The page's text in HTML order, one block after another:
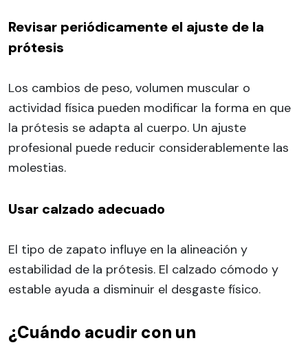
Revisar periódicamente el ajuste de la
prótesis
Los cambios de peso, volumen muscular o
actividad física pueden modificar la forma en que
la prótesis se adapta al cuerpo. Un ajuste
profesional puede reducir considerablemente las
molestias.
Usar calzado adecuado
El tipo de zapato influye en la alineación y
estabilidad de la prótesis. El calzado cómodo y
estable ayuda a disminuir el desgaste físico.
¿Cuándo acudir con un